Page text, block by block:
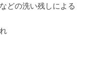
どの洗い残しによる